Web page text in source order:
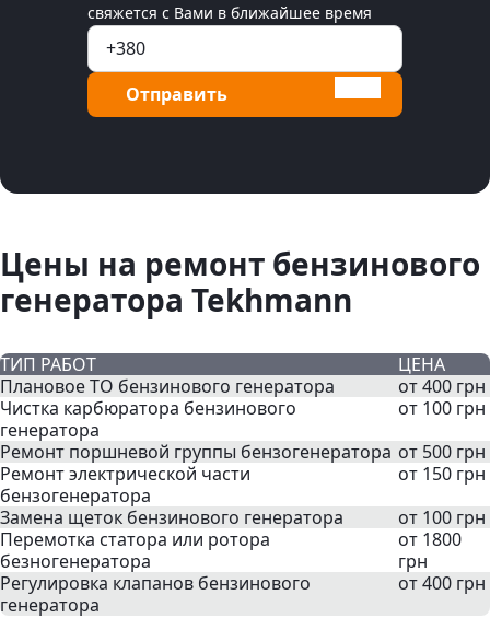
свяжется с Вами в ближайшее время
Отправить
Цены на ремонт бензинового
генератора Tekhmann
ТИП РАБОТ
ЦЕНА
Плановое ТО бензинового генератора
от 400 грн
Чистка карбюратора бензинового
генератора
от 100 грн
Ремонт поршневой группы бензогенератора от 500 грн
Ремонт электрической части
бензогенератора
от 150 грн
Замена щеток бензинового генератора
от 100 грн
Перемотка статора или ротора
безногенератора
от 1800
грн
Регулировка клапанов бензинового
генератора
от 400 грн